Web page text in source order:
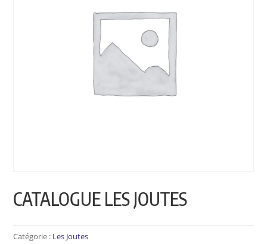
CATALOGUE LES JOUTES
Catégorie : Les Joutes